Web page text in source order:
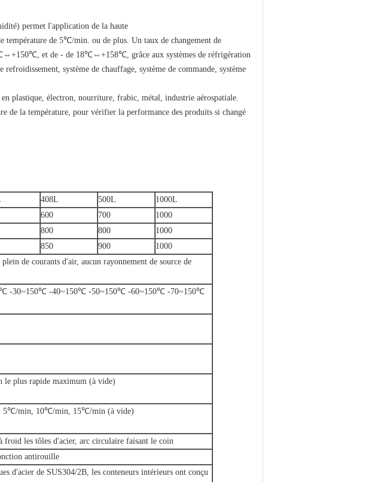
permet l'application de la haute
température de 5℃/min. ou de plus. Un taux de changement de
et de - de 18℃⇔+158℃, grâce aux systèmes de réfrigération
système de chauffage, système de commande, système
plastique, électron, nourriture, frabic, métal, industrie aérospatiale.
de la température, pour vérifier la performance des produits si changé
408L 500L
1000L
600 700
1000
800 800
1000
850 900
1000
de courants d'air, aucun rayonnement de source de
-30~150℃ -40~150℃ -50~150℃ -60~150℃ -70~150℃
plus rapide maximum (à vide)
min, 10℃/min, 15℃/min (à vide)
froid les tôles d'acier, arc circulaire faisant le coin
antirouille
d'acier de SUS304/2B, les conteneurs intérieurs ont conçu